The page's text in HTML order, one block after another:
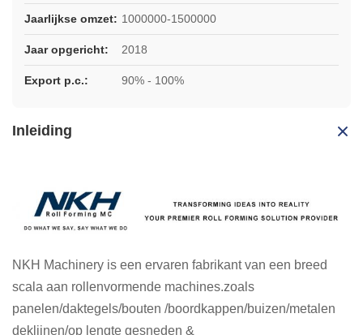
Jaarlijkse omzet: 1000000-1500000
Jaar opgericht: 2018
Export p.c.: 90% - 100%
Inleiding
NKH Machinery is een ervaren fabrikant van een breed
scala aan rollenvormende machines.zoals
panelen/daktegels/bouten /boordkappen/buizen/metalen
deklijnen/op lengte gesneden &